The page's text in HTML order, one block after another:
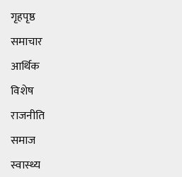
गृहपृष्ठ
समाचार
आर्थिक
विशेष
राजनीति
समाज
स्वास्थ्य